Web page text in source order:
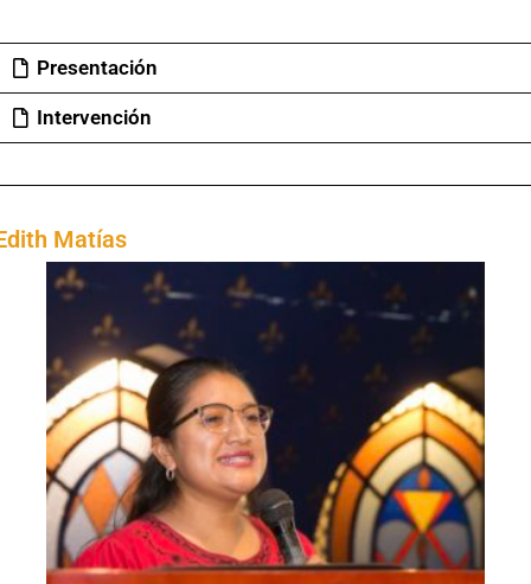
Presentación
Intervención
Matías